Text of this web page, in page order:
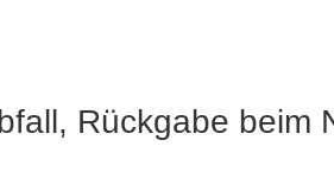
Rückgabe beim